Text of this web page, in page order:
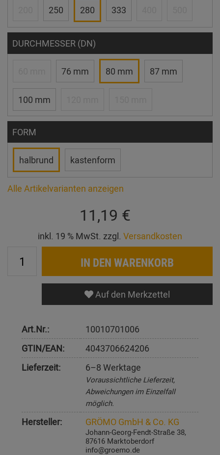
250 280 333
DURCHMESSER (DN)
76 mm 80 mm 87 mm
100 mm
FORM
halbrund kastenform
Alle Artikelvarianten anzeigen
11,19 €
inkl. 19 % MwSt. zzgl. Versandkosten
IN DEN WARENKORB
Auf den Merkzettel
Art.Nr.:
10010701006
GTIN/EAN:
4043706624206
Lieferzeit:
6–8 Werktage
Voraussichtliche Lieferzeit,
Abweichungen im Einzelfall
möglich.
Hersteller: GRÖMO GmbH & Co. KG
Johann-Georg-Fendt-Straße 38,
87616 Marktoberdorf
info@groemo.de